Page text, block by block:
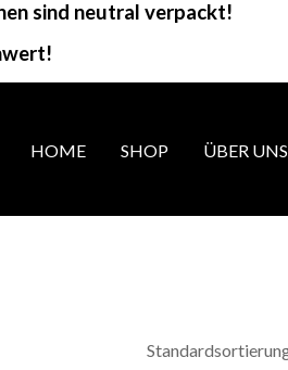
sind neutral verpackt!
HOME SHOP ÜBER UNS